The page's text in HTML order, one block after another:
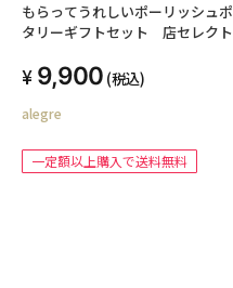
もらってうれしいポーリッシュポ
タリーギフトセット 店セレクト
9,900 (税込)
alegre
一定額以上購入で送料無料